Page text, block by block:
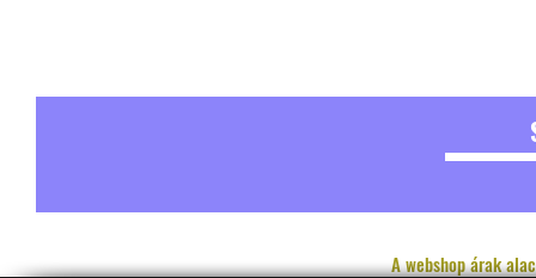
A webshop árak